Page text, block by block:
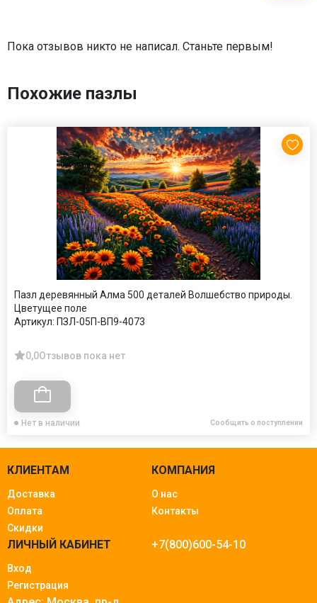
Пока отзывов никто не написал. Станьте первым!
Похожие пазлы
Пазл деревянный Алма 500 деталей Волшебство природы.
Цветущее поле
Артикул: ПЗЛ-05П-ВП9-4073
0,0Отзывов пока нет
Нет в наличии Сообщить о поступлении
КЛИЕНТАМ
Доставка
Оплата
Скидки
КОМПАНИЯ
О нас
Контакты
ЛИЧНЫЙ КАБИНЕТ
Вход
Регистрация
+7(800)600-54-10